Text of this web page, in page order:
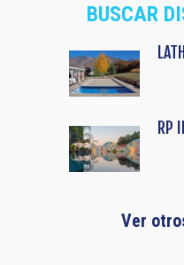
BUSCAR
RP
Ver